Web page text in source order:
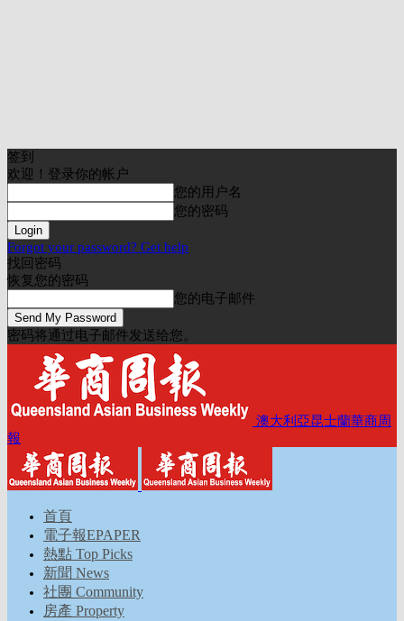
签到
欢迎！登录你的帐户
您的用户名
您的密码
Forgot your password? Get help
找回密码
恢复您的密码
您的电子邮件
密码将通过电子邮件发送给您。
澳大利亞昆士蘭華商周
報
首頁
電子報EPAPER
熱點 Top Picks
新聞 News
社團 Community
房產 Property